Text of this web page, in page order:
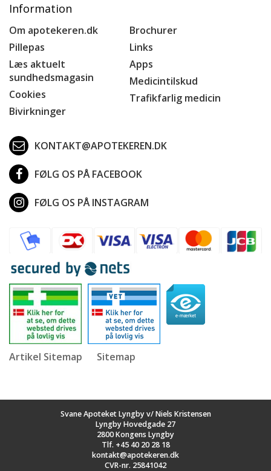
Information
Om apotekeren.dk
Pillepas
Læs aktuelt
sundhedsmagasin
Cookies
Bivirkninger
Brochurer
Links
Apps
Medicintilskud
Trafikfarlig medicin
KONTAKT@APOTEKEREN.DK
FØLG OS PÅ FACEBOOK
FØLG OS PÅ INSTAGRAM
Artikel Sitemap Sitemap
Svane Apoteket Lyngby v/ Niels Kristensen
Lyngby Hovedgade 27
2800 Kongens Lyngby
Tlf. +45 40 20 28 18
kontakt@apotekeren.dk
CVR-nr. 25841042